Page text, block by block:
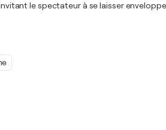
le spectateur à se laisser